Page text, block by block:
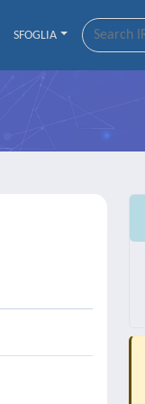
SFOGLIA